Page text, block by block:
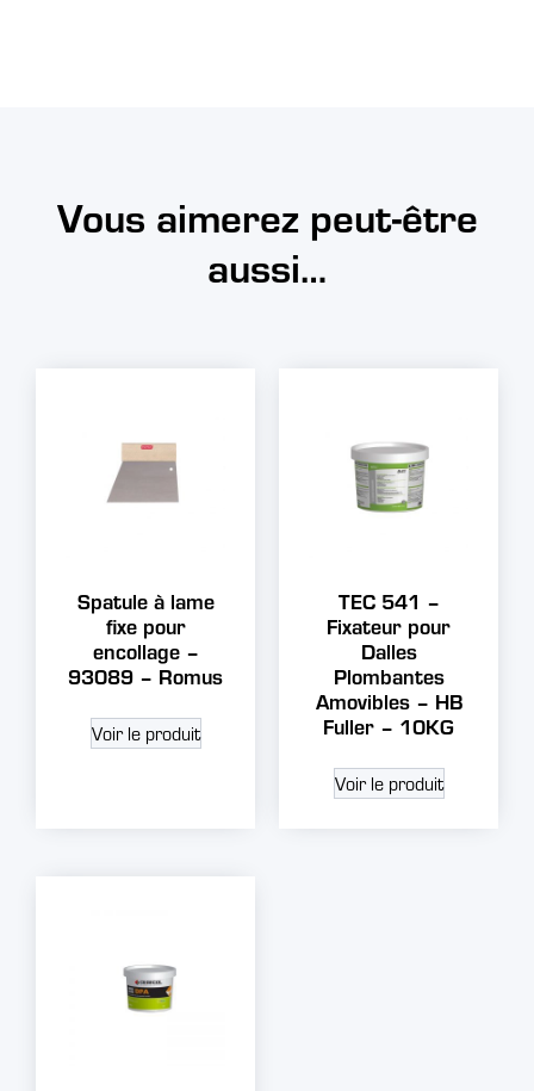
Vous aimerez peut-être
aussi…
Spatule à lame
fixe pour
encollage –
93089 – Romus
Voir le produit
TEC 541 –
Fixateur pour
Dalles
Plombantes
Amovibles – HB
Fuller – 10KG
Voir le produit